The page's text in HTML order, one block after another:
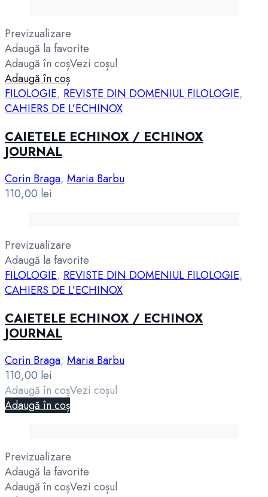
Previzualizare
Adaugă la favorite
Adaugă în coșVezi coșul
Adaugă în coș
FILOLOGIE, REVISTE DIN DOMENIUL FILOLOGIE,
CAHIERS DE L’ECHINOX
CAIETELE ECHINOX / ECHINOX
JOURNAL
Corin Braga, Maria Barbu
110,00 lei
Previzualizare
Adaugă la favorite
FILOLOGIE, REVISTE DIN DOMENIUL FILOLOGIE,
CAHIERS DE L’ECHINOX
CAIETELE ECHINOX / ECHINOX
JOURNAL
Corin Braga, Maria Barbu
110,00 lei
Adaugă în coșVezi coșul
Adaugă în coș
Previzualizare
Adaugă la favorite
Adaugă în coșVezi coșul